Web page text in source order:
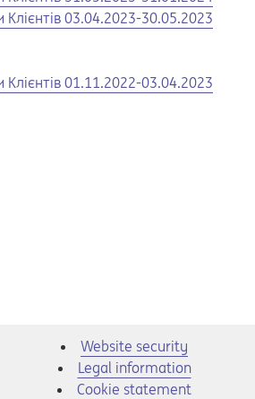
03.04.2023-30.05.2023
01.11.2022-03.04.2023
Website security
Legal information
Cookie statement